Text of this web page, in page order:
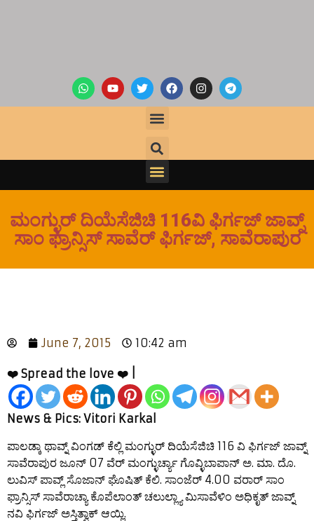
ಮಂಗ್ಳುರ್ ದಿಯೆಸೆಜಿಚಿ 116ವಿ ಫಿರ್ಗಜ್ ಜಾವ್ನ್
ಸಾಂ ಫ್ರಾನ್ಸಿಸ್ ಸಾವೆರ್ ಫಿರ್ಗಜ್, ಸಾವೆರಾಪುರ
June 7, 2015 10:42 am
❤️ Spread the love ❤️ |
News & Pics: Vitori Karkal
ಪಾಲಡ್ಕಾ ಥಾವ್ನ್ ವಿಂಗಡ್ ಕೆಲ್ಲಿ ಮಂಗ್ಳುರ್ ದಿಯೆಸೆಜಿಚಿ 116 ವಿ ಫಿರ್ಗಜ್ ಜಾವ್ನ್
ಸಾವೆರಾಪುರ ಜೂನ್ 07 ವೆರ್ ಮಂಗ್ಳುರ್ಚ್ಯಾ ಗೊವ್ಳಿಬಾಪಾನ್ ಅ. ಮಾ. ದೊ.
ಲುವಿಸ್ ಪಾವ್ಲ್ ಸೊಜಾನ್ ಘೊಷಿತ್ ಕೆಲಿ. ಸಾಂಜೆರ್ 4.00 ವರಾರ್ ಸಾಂ
ಫ್ರಾನ್ಸಿಸ್ ಸಾವೆರಾಚ್ಯಾ ಕೊಪೆಲಾಂತ್ ಚಲುಲ್ಲ್ಯಾ ಮಿಸಾವೆಳಿಂ ಅಧಿಕೃತ್ ಜಾವ್ನ್
ನವಿ ಫಿರ್ಗಜ್ ಅಸ್ತಿತ್ವಾಕ್ ಆಯ್ಲಿ.